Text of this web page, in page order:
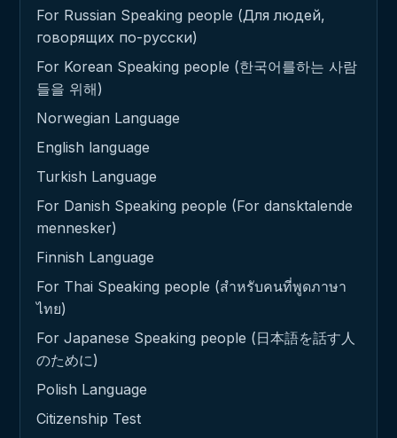
For Russian Speaking people (Для людей,
говорящих по-русски)
For Korean Speaking people (한국어를하는 사람
들을 위해)
Norwegian Language
English language
Turkish Language
For Danish Speaking people (For dansktalende
mennesker)
Finnish Language
For Thai Speaking people (สำหรับคนที่พูดภาษา
ไทย)
For Japanese Speaking people (日本語を話す人
のために)
Polish Language
Citizenship Test